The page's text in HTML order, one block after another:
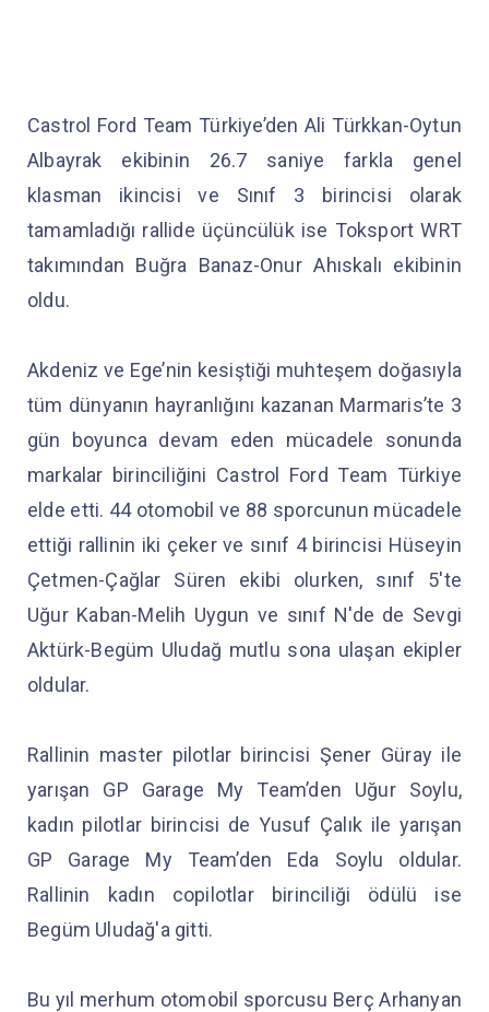
Castrol Ford Team Türkiye’den Ali Türkkan-Oytun
Albayrak ekibinin 26.7 saniye farkla genel
klasman ikincisi ve Sınıf 3 birincisi olarak
tamamladığı rallide üçüncülük ise Toksport WRT
takımından Buğra Banaz-Onur Ahıskalı ekibinin
oldu.
Akdeniz ve Ege’nin kesiştiği muhteşem doğasıyla
tüm dünyanın hayranlığını kazanan Marmaris’te 3
gün boyunca devam eden mücadele sonunda
markalar birinciliğini Castrol Ford Team Türkiye
elde etti. 44 otomobil ve 88 sporcunun mücadele
ettiği rallinin iki çeker ve sınıf 4 birincisi Hüseyin
Çetmen-Çağlar Süren ekibi olurken, sınıf 5'te
Uğur Kaban-Melih Uygun ve sınıf N'de de Sevgi
Aktürk-Begüm Uludağ mutlu sona ulaşan ekipler
oldular.
Rallinin master pilotlar birincisi Şener Güray ile
yarışan GP Garage My Team’den Uğur Soylu,
kadın pilotlar birincisi de Yusuf Çalık ile yarışan
GP Garage My Team’den Eda Soylu oldular.
Rallinin kadın copilotlar birinciliği ödülü ise
Begüm Uludağ'a gitti.
Bu yıl merhum otomobil sporcusu Berç Arhanyan